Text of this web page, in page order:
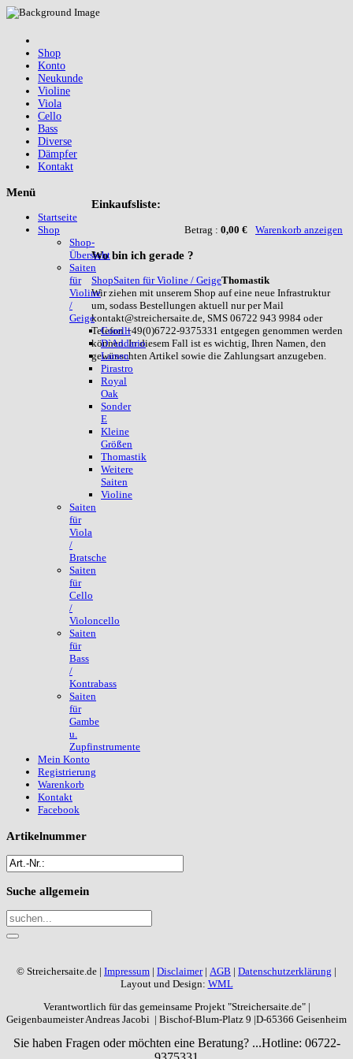
Shop
Konto
Neukunde
Violine
Viola
Cello
Bass
Diverse
Dämpfer
Kontakt
Einkaufsliste:
Betrag : 0,00 € Warenkorb anzeigen
Wobin ich gerade ?
ShopSaiten für Violine / GeigeThomastik
Wir ziehen mit unserem Shop auf eine neue Infrastruktur
um, sodass Bestellungen aktuell nur per Mail
kontakt@streichersaite.de, SMS 06722 943 9984 oder
Telefon +49(0)6722-9375331 entgegen genommen werden
können. In diesem Fall ist es wichtig, Ihren Namen, den
gewünschten Artikel sowie die Zahlungsart anzugeben.
Menü
Startseite
Shop
Shop-
Übersicht
Saiten
für
Violine
/
Geige
Corelli
D`Addario
Larsen
Pirastro
Royal
Oak
Sonder
E
Kleine
Größen
Thomastik
Weitere
Saiten
Violine
Saiten
für
Viola
/
Bratsche
Saiten
für
Cello
/
Violoncello
Saiten
für
Bass
/
Kontrabass
Saiten
für
Gambe
u.
Zupfinstrumente
Mein Konto
Registrierung
Warenkorb
Kontakt
Facebook
Artikelnummer
Suche allgemein
© Streichersaite.de | Impressum | Disclaimer| AGB | Datenschutzerklärung |
Layout und Design: WML
Verantwortlich für das gemeinsame Projekt "Streichersaite.de" |
Geigenbaumeister Andreas Jacobi | Bischof-Blum-Platz 9 |D-65366 Geisenheim
Sie haben Fragen oder möchten eine Beratung? ...Hotline: 06722-